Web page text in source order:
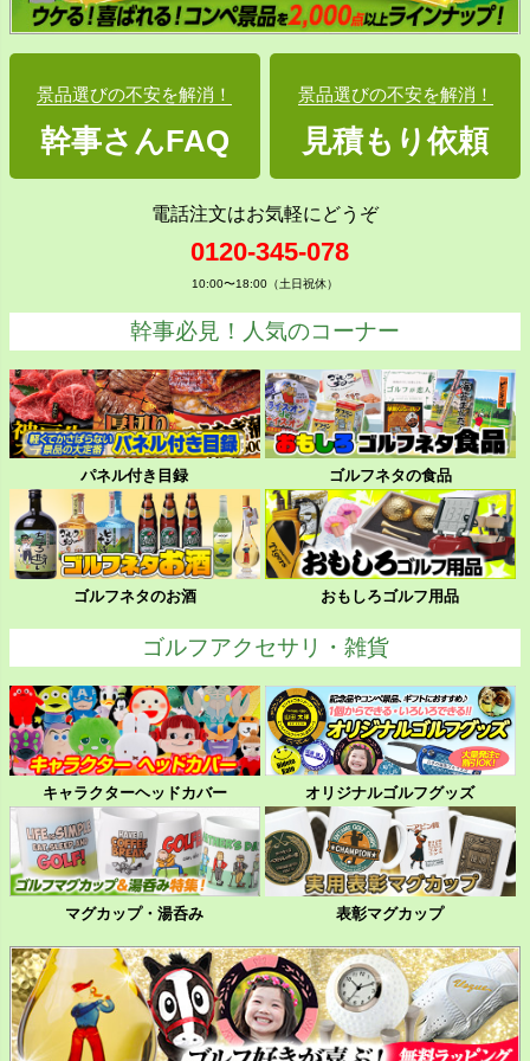
景品選びの不安を解消！
幹事さんFAQ
景品選びの不安を解消！
見積もり依頼
電話注文はお気軽にどうぞ
0120-345-078
10:00〜18:00（土日祝休）
幹事必見！人気のコーナー
パネル付き目録 ゴルフネタの食品
ゴルフネタのお酒 おもしろゴルフ用品
ゴルフアクセサリ・雑貨
キャラクターヘッドカバー オリジナルゴルフグッズ
マグカップ・湯呑み 表彰マグカップ